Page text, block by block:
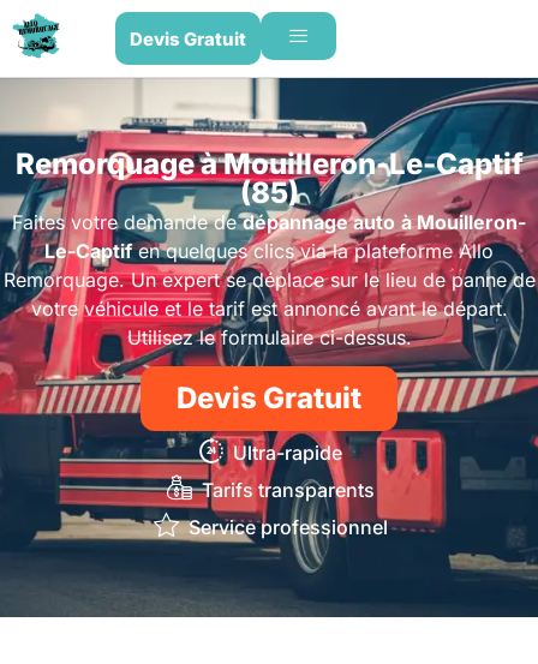
Devis Gratuit
Remorquage à Mouilleron-Le-Captif
(85)
Faites votre demande dedépannage auto à Mouilleron-
Le-Captifen quelques clics via la plateforme Allo
Remorquage. Un expert se déplace sur le lieu de panne de
votre véhicule et le tarif est annoncé avant le départ.
Utilisez le formulaire ci-dessus.
Devis Gratuit
Ultra-rapide
Tarifs transparents
Service professionnel